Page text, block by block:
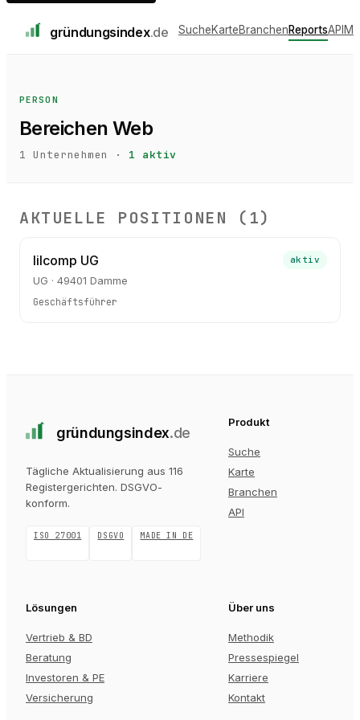
gründungsindex.de SucheKarteBranchenReportsAPI
PERSON
Bereichen Web
1 Unternehmen · 1 aktiv
AKTUELLE POSITIONEN ( 1)
lilcomp UG
UG · 49401 Damme
aktiv
Geschäftsführer
gründungsindex.de
Tägliche Aktualisierung aus 116
Registergerichten. DSGVO-
konform.
ISO 27001 DSGVO MADE IN DE
Produkt
Suche
Karte
Branchen
API
Lösungen
Vertrieb & BD
Beratung
Investoren & PE
Versicherung
Über uns
Methodik
Pressespiegel
Karriere
Kontakt